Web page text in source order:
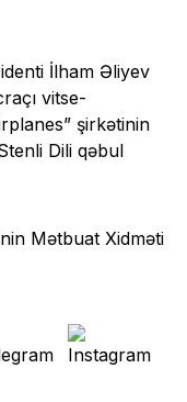
İlham Əliyev
vitse-
şirkətinin
Dili qəbul
Mətbuat Xidməti